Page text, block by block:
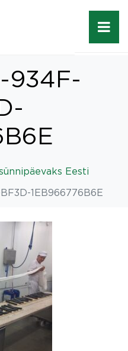
934F-
Eesti
1EB966776B6E